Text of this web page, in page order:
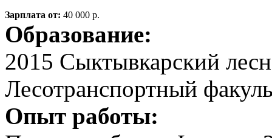
Зарплата от: 40 000 р.
Образование:
2015 Сыктывкарский
Лесотранспортный
Опыт работы: